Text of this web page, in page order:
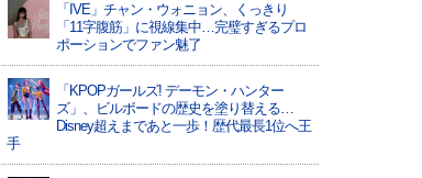
「IVE」チャン・ウォニョン、くっきり
「11字腹筋」に視線集中…完璧すぎるプロ
ポーションでファン魅了
「KPOPガールズ! デーモン・ハンター
ズ」、ビルボードの歴史を塗り替える…
Disney超えまであと一歩！歴代最長1位へ王
手